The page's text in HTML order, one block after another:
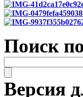
Поиск
Версия